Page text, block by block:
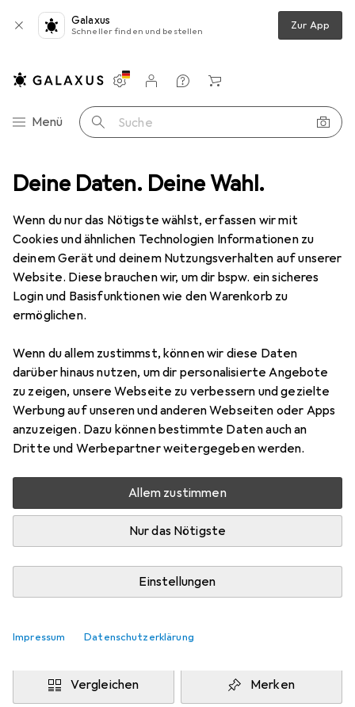
Deine Daten. Deine Wahl.
Wenn du nur das Nötigste wählst, erfassen wir mit
Cookies und ähnlichen Technologien Informationen zu
deinem Gerät und deinem Nutzungsverhalten auf unserer
Website. Diese brauchen wir, um dir bspw. ein sicheres
Login und Basisfunktionen wie den Warenkorb zu
ermöglichen.
Wenn du allem zustimmst, können wir diese Daten
darüber hinaus nutzen, um dir personalisierte Angebote
zu zeigen, unsere Webseite zu verbessern und gezielte
Werbung auf unseren und anderen Webseiten oder Apps
anzuzeigen. Dazu können bestimmte Daten auch an
Dritte und Werbepartner weitergegeben werden.
Allem zustimmen
Nur das Nötigste
Einstellungen
Impressum Datenschutzerklärung
Galaxus
Schneller finden und bestellen Zur App
Navigation nach Kategorien
Menü Suche
Einstellungen
Kundenkonto
Vergleichslisten
Merklisten
Warenkorb
Teppich Snapstyle Schlingenteppich Memory Meliert
3 Bilder
SnapstyleSchlingenteppich Memory
Meliert
133 cm
Preis in EUR inkl. MwSt.
EUR
39,90
7
Bewertungen Marke
Mehr von Snapstyle
Mehr als 10 Stück an Lager beim Drittanbieter
Lieferort angeben für genaue Lieferzeit
teppichversand24DE
In den Warenkorb
Vergleichen Merken